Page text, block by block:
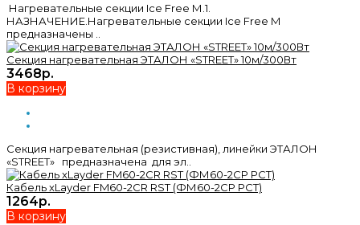
Нагревательные секции Ice Free М.1.
НАЗНАЧЕНИЕ.Нагревательные секции Ice Free М
предназначены ..
Секция нагревательная ЭТАЛОН «STREET» 10м/300Вт
3468р.
В корзину
Секция нагревательная (резистивная), линейки ЭТАЛОН
«STREET» предназначена для эл..
Кабель xLayder FM60-2CR RST (ФМ60-2CР РСТ)
1264р.
В корзину